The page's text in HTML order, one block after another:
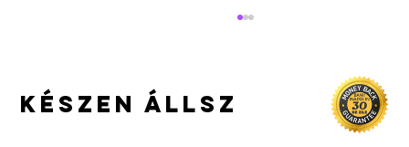
készen állsz